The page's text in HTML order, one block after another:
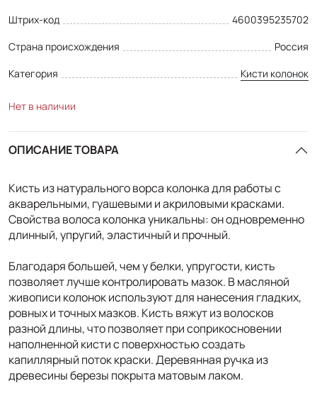
Штрих-код
4600395235702
Страна происхождения
Россия
Категория
Кисти колонок
Нет в наличии
ОПИСАНИЕ ТОВАРА
Кисть из натурального ворса колонка для работы с
акварельными, гуашевыми и акриловыми красками.
Свойства волоса колонка уникальны: он одновременно
длинный, упругий, эластичный и прочный.
Благодаря большей, чем у белки, упругости, кисть
позволяет лучше контролировать мазок. В масляной
живописи колонок используют для нанесения гладких,
ровных и точных мазков. Кисть вяжут из волосков
разной длины, что позволяет при соприкосновении
наполненной кисти с поверхностью создать
капиллярный поток краски. Деревянная ручка из
древесины березы покрыта матовым лаком.